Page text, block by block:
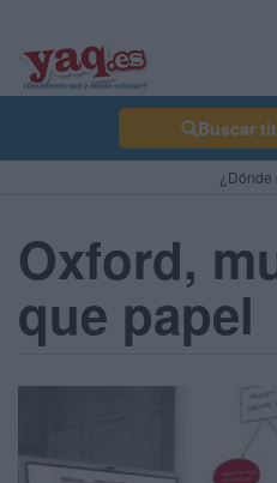
Buscar
¿Dónde
Oxford,
que papel